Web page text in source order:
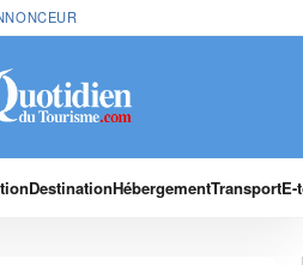
DestinationHébergementTransport